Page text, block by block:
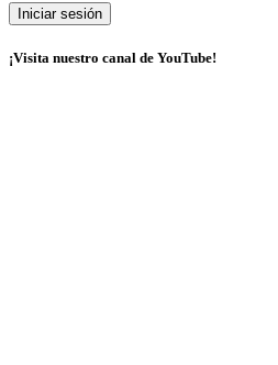
¡Visita nuestro canal de YouTube!